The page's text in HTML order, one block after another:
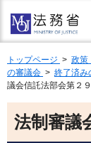
トップページ > 政策
の審議会 > 終了済み
議会信託法部会第２
法制審議